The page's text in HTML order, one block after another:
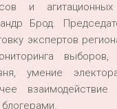
и
Брод.
экспертов
умение